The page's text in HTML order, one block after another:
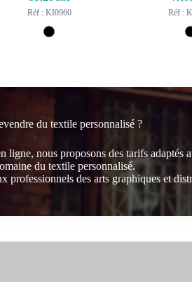
Réf : KI0960 Réf :
du textile personnalisé ?
ligne, nous proposons des tarifs adaptés
du textile personnalisé.
professionnels des arts graphiques et